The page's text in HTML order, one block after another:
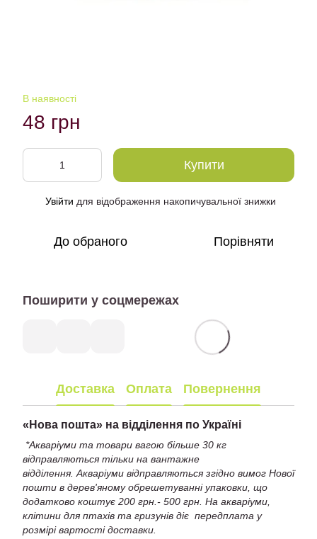
В наявності
48 грн
Купити
Увійти для відображення накопичувальної знижки
До обраного Порівняти
Поширити у соцмережах
Доставка Оплата Повернення
« Нова пошта» на відділення по Україні
*Акваріуми та товари вагою більше 30 кг
відправляються тільки на вантажне
відділення. Акваріуми відправляються згідно вимог Нової
пошти в дерев'яному обрешетуванні упаковки, що
додатково коштує 200 грн.- 500 грн. На акваріуми,
клітини для птахів та гризунів діє передплата у
розмірі вартості доставки.